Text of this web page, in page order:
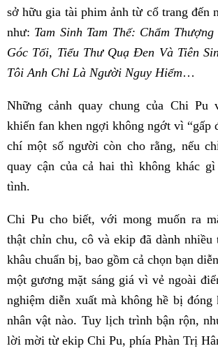
sở hữu gia tài phim ảnh từ cổ trang đến
như: Tam Sinh Tam Thế: Chẩm
Góc Tối, Tiểu Thư Quạ Đen Và Tiên
Tôi Anh Chỉ Là Người Nguy Hiểm…
Những cảnh quay chung của Chi Pu
khiến fan khen ngợi không ngớt vì “gấp
chí một số người còn cho rằng, nếu
quay cận của cả hai thì không khác
tình.
Chi Pu cho biết, với mong muốn ra
thật chỉn chu, cô và ekip đã dành nhiều
khâu chuẩn bị, bao gồm cả chọn bạn
một gương mặt sáng giá vì vẻ ngoài
nghiệm diễn xuất mà không hề bị
nhân vật nào. Tuy lịch trình bận rộn,
lời mời từ ekip Chi Pu, phía Phàn Trị